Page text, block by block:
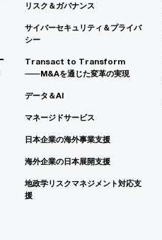
リスク＆ガバナンス
サイバーセキュリティ＆プライバ
シー
Transact to Transform
――M&Aを通じた変革の実現
データ＆AI
マネージドサービス
日本企業の海外事業支援
海外企業の日本展開支援
地政学リスクマネジメント対応支
援